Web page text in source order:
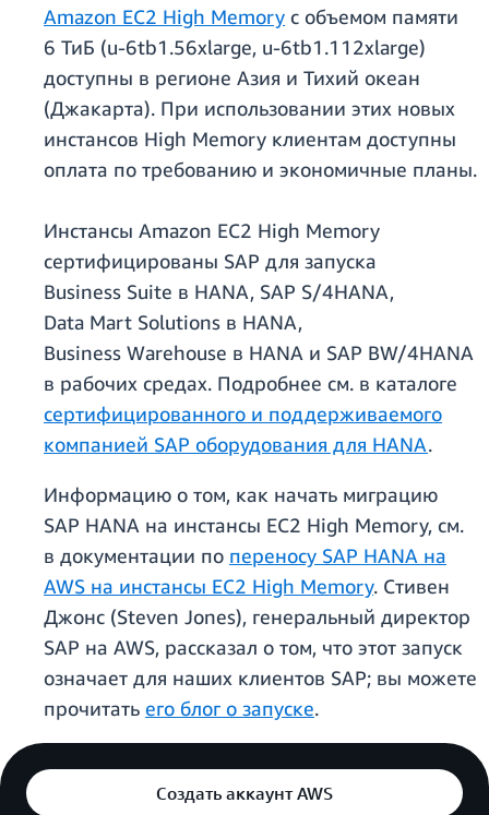
Amazon EC2 High Memory с объемом памяти
6 ТиБ (u-6tb1.56xlarge, u-6tb1.112xlarge)
доступны в регионе Азия и Тихий океан
(Джакарта). При использовании этих новых
инстансов High Memory клиентам доступны
оплата по требованию и экономичные планы.
Инстансы Amazon EC2 High Memory
сертифицированы SAP для запуска
Business Suite в HANA, SAP S/4HANA,
Data Mart Solutions в HANA,
Business Warehouse в HANA и SAP BW/4HANA
в рабочих средах. Подробнее см. в каталоге
сертифицированного и поддерживаемого
компанией SAP оборудования для HANA.
Информацию о том, как начать миграцию
SAP HANA на инстансы EC2 High Memory, см.
в документации по переносу SAP HANA на
AWS на инстансы EC2 High Memory. Стивен
Джонс (Steven Jones), генеральный директор
SAP на AWS, рассказал о том, что этот запуск
означает для наших клиентов SAP; вы можете
прочитать его блог о запуске.
Создать аккаунт AWS